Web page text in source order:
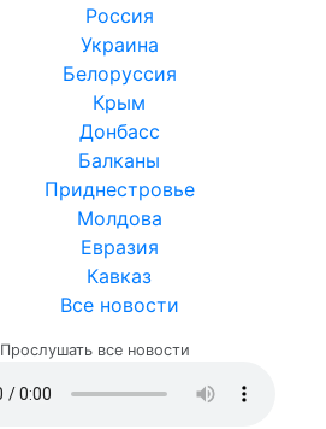
Россия
Украина
Белоруссия
Крым
Донбасс
Балканы
Приднестровье
Молдова
Евразия
Кавказ
Все новости
Прослушать все новости